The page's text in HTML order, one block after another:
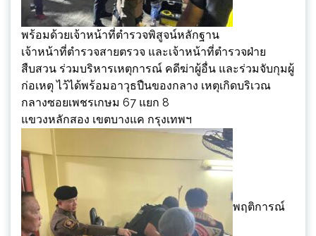
พร้อมด้วยเจ้าหน้าที่ตำรวจพิสูจน์หลักฐาน
เจ้าหน้าที่ตำรวจสายตรวจ และเจ้าหน้าที่ตำรวจฝ่าย
สืบสวน ร่วมบริหารเหตุการณ์ คดีฆ่าผู้อื่น และร่วมจับกุมผู้
ก่อเหตุ ไว้ได้พร้อมอาวุธปืนของกลาง เหตุเกิดบริเวณ
กลางซอยเพชรเกษม 67 แยก 8
แขวงหลักสอง เขตบางแค กรุงเทพฯ
พฤติการณ์